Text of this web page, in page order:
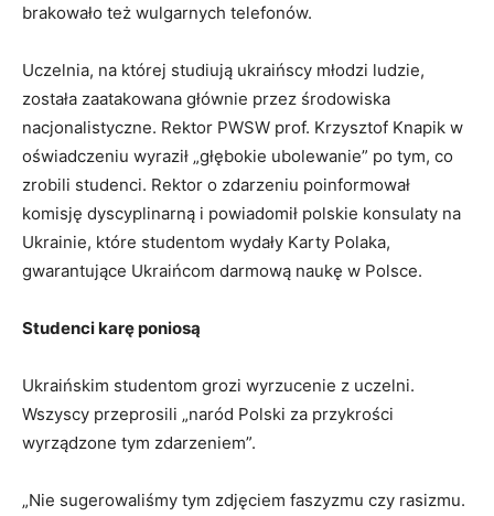
brakowało też wulgarnych telefonów.
Uczelnia, na której studiują ukraińscy młodzi ludzie,
została zaatakowana głównie przez środowiska
nacjonalistyczne. Rektor PWSW prof. Krzysztof Knapik w
oświadczeniu wyraził „głębokie ubolewanie” po tym, co
zrobili studenci. Rektor o zdarzeniu poinformował
komisję dyscyplinarną i powiadomił polskie konsulaty na
Ukrainie, które studentom wydały Karty Polaka,
gwarantujące Ukraińcom darmową naukę w Polsce.
Studenci karę poniosą
Ukraińskim studentom grozi wyrzucenie z uczelni.
Wszyscy przeprosili „naród Polski za przykrości
wyrządzone tym zdarzeniem”.
„Nie sugerowaliśmy tym zdjęciem faszyzmu czy rasizmu.